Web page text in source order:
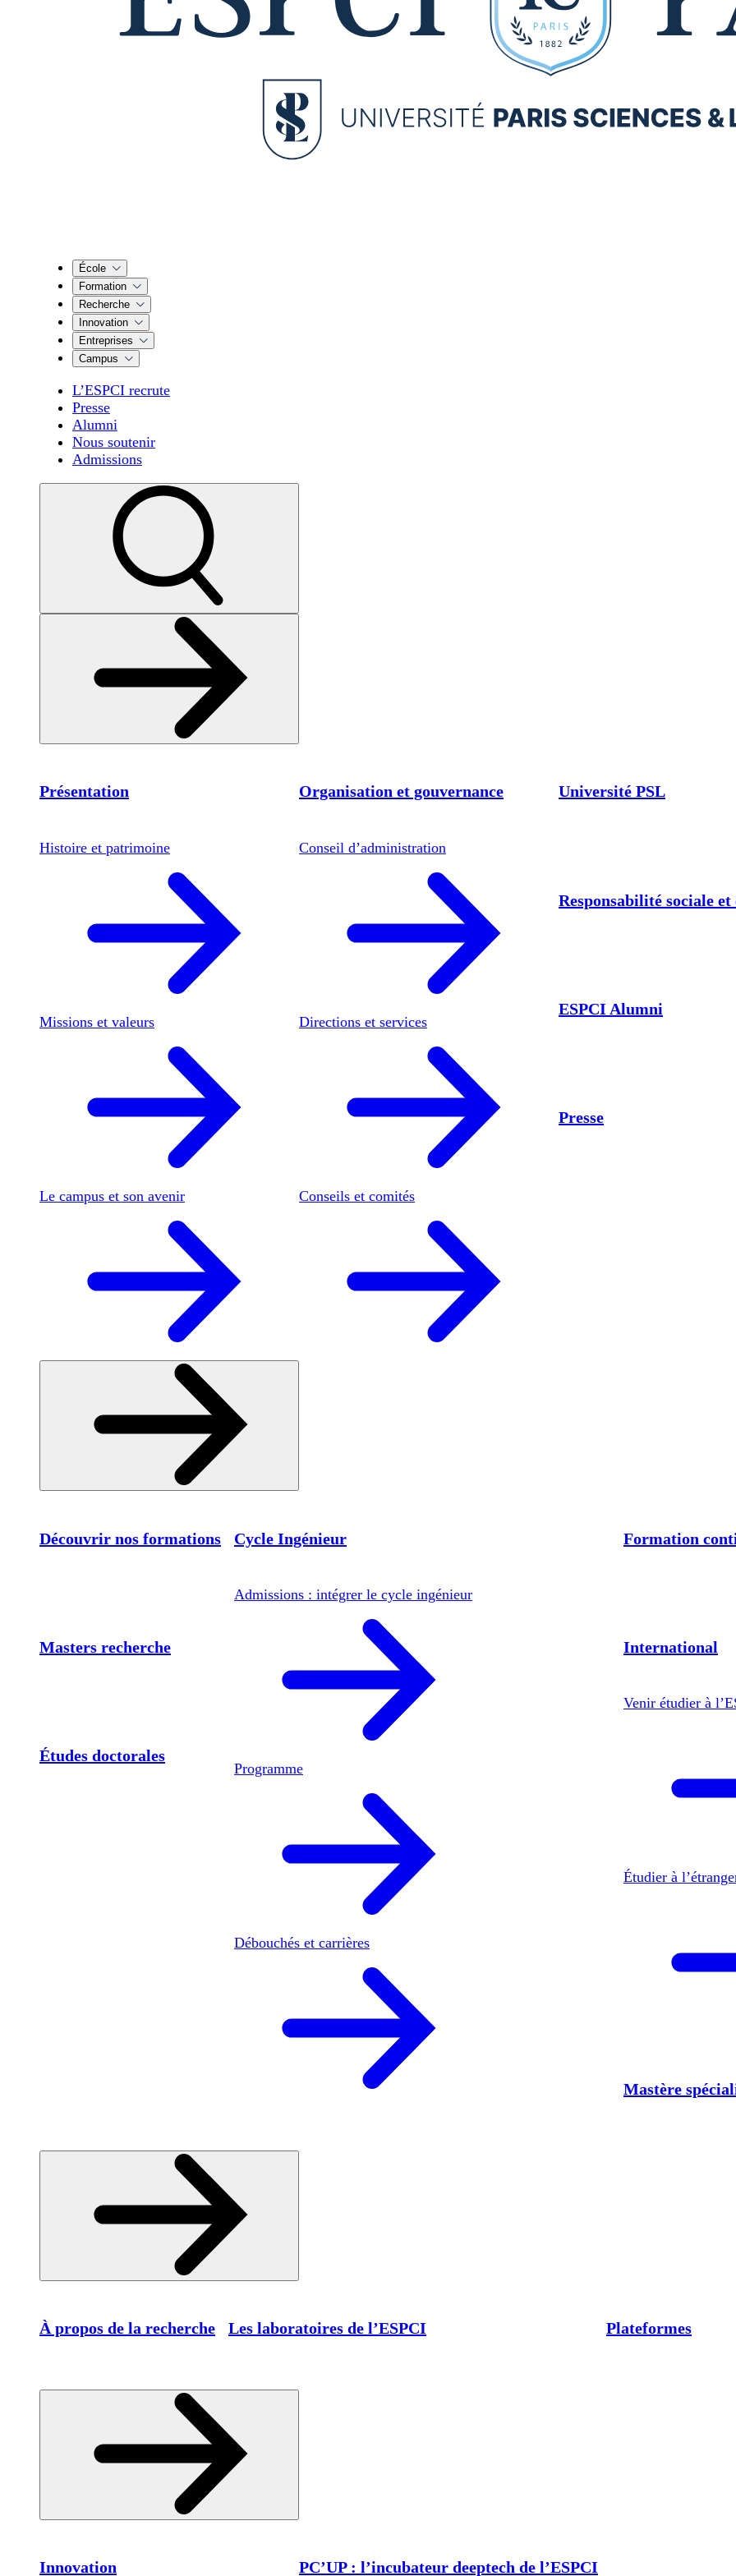
École
Formation
Recherche
Innovation
Entreprises
Campus
L’ESPCI recrute
Presse
Alumni
Nous soutenir
Admissions
Présentation
Histoire et patrimoine
Missions et valeurs
Le campus et son avenir
Organisation et gouvernance
Conseil d’administration
Directions et services
Conseils et comités
Université PSL
Responsabilité sociale
ESPCI Alumni
Presse
Découvrir nos formations Cycle Ingénieur
Admissions : intégrer le cycle ingénieur
Programme
Débouchés et carrières
Formation
International
Venir étudier à
Étudier à
Masters recherche
Études doctorales
Mastère
À propos de la recherche Les laboratoires de l’ESPCI Plateformes
Innovation PC’UP : l’incubateur deeptech de l’ESPCI